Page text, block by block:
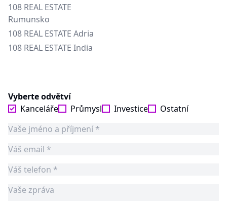
108 REAL ESTATE
Rumunsko
108 REAL ESTATE Adria
108 REAL ESTATE India
Vyberte odvětví
Kanceláře
Průmysl Investice Ostatní